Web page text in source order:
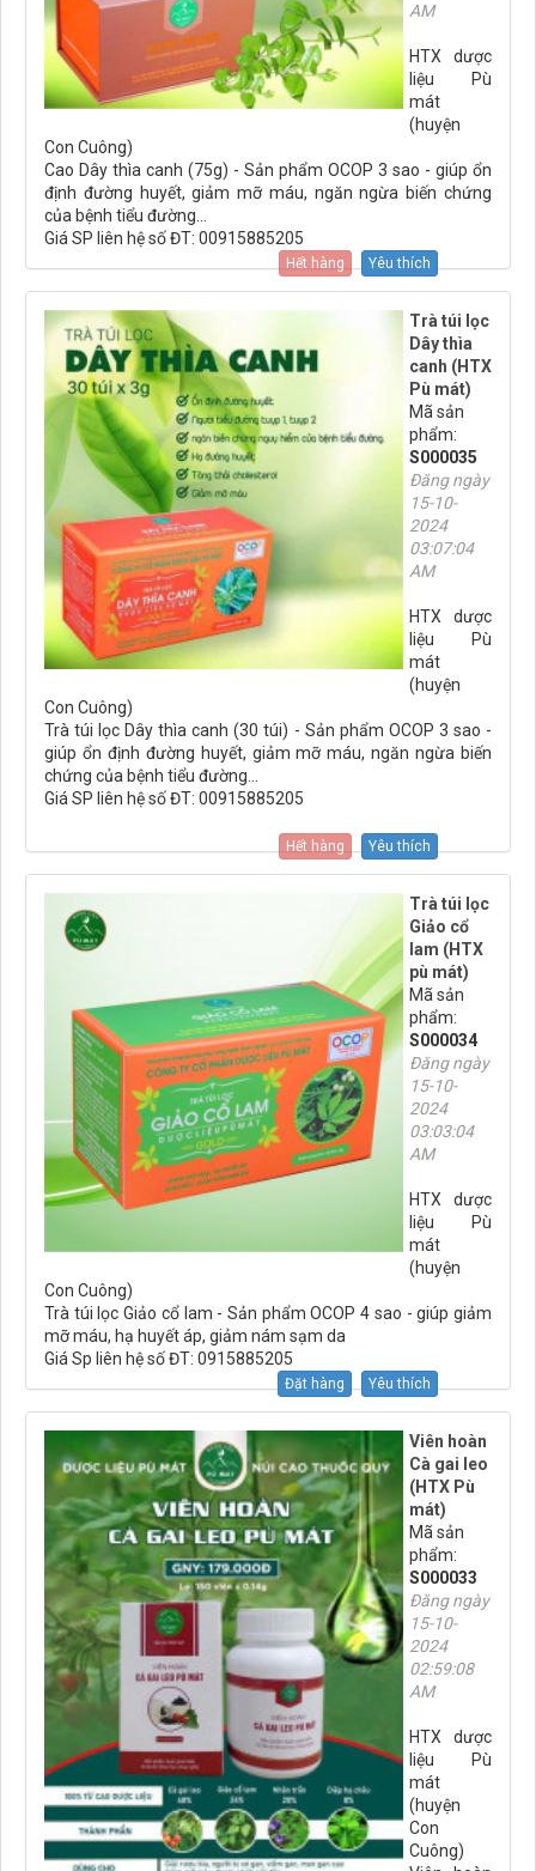
AM
HTX dược
liệu Pù
mát
(huyện
Con Cuông)
Cao Dây thìa canh (75g) - Sản phẩm OCOP 3 sao - giúp ổn
định đường huyết, giảm mỡ máu, ngăn ngừa biến chứng
của bệnh tiểu đường...
Giá SP liên hệ số ĐT: 00915885205
Hết hàng Yêu thích
Trà túi lọc
Dây thìa
canh (HTX
Pù mát)
Mã sản
phẩm:
S000035
Đăng ngày
15-10-
2024
03:07:04
AM
HTX dược
liệu Pù
mát
(huyện
Con Cuông)
Trà túi lọc Dây thìa canh (30 túi) - Sản phẩm OCOP 3 sao -
giúp ổn định đường huyết, giảm mỡ máu, ngăn ngừa biến
chứng của bệnh tiểu đường...
Giá SP liên hệ số ĐT: 00915885205
Hết hàng Yêu thích
Trà túi lọc
Giảo cổ
lam (HTX
pù mát)
Mã sản
phẩm:
S000034
Đăng ngày
15-10-
2024
03:03:04
AM
HTX dược
liệu Pù
mát
(huyện
Con Cuông)
Trà túi lọc Giảo cổ lam - Sản phẩm OCOP 4 sao - giúp giảm
mỡ máu, hạ huyết áp, giảm nám sạm da
Giá Sp liên hệ số ĐT: 0915885205
Đặt hàng Yêu thích
Viên hoàn
Cà gai leo
(HTX Pù
mát)
Mã sản
phẩm:
S000033
Đăng ngày
15-10-
2024
02:59:08
AM
HTX dược
liệu Pù
mát
(huyện
Con
Cuông)